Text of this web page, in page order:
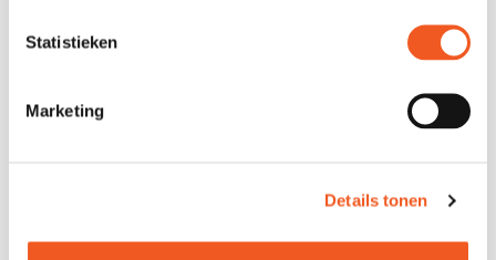
Statistieken
Marketing
Details tonen